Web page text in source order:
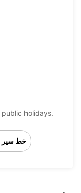
holidays.
خط سير